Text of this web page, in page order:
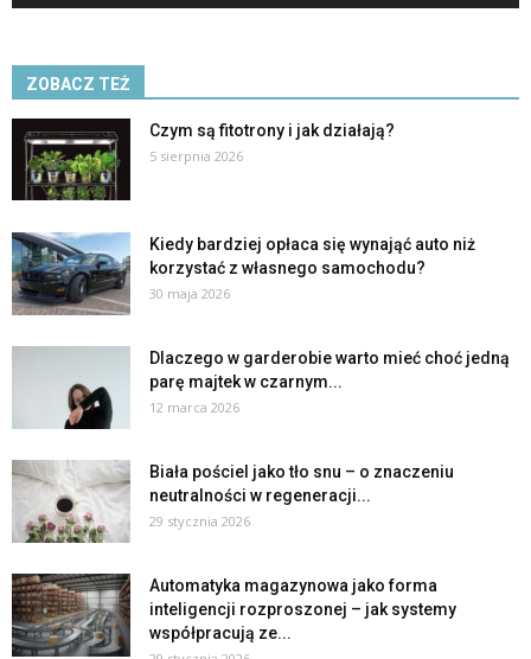
ZOBACZ TEŻ
Czym są fitotrony i jak działają?
5 sierpnia 2026
Kiedy bardziej opłaca się wynająć auto niż
korzystać z własnego samochodu?
30 maja 2026
Dlaczego w garderobie warto mieć choć jedną
parę majtek w czarnym...
12 marca 2026
Biała pościel jako tło snu – o znaczeniu
neutralności w regeneracji...
29 stycznia 2026
Automatyka magazynowa jako forma
inteligencji rozproszonej – jak systemy
współpracują ze...